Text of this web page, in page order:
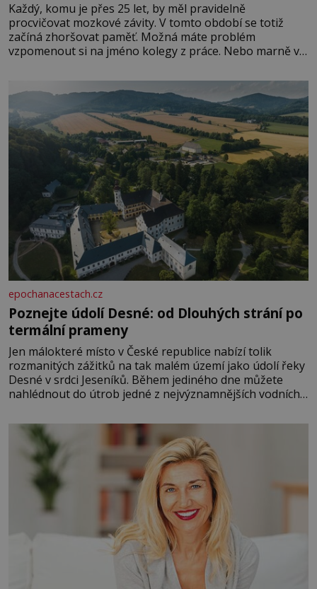
Každý, komu je přes 25 let, by měl pravidelně
procvičovat mozkové závity. V tomto období se totiž
začíná zhoršovat paměť. Možná máte problém
vzpomenout si na jméno kolegy z práce. Nebo marně v
Je to opravdu tak, s věkem jako kdyby se paměť
rozhodla stávkovat. Cvičte
epochanacestach.cz
Poznejte údolí Desné: od Dlouhých strání po
termální prameny
Jen málokteré místo v České republice nabízí tolik
rozmanitých zážitků na tak malém území jako údolí řeky
Desné v srdci Jeseníků. Během jediného dne můžete
nahlédnout do útrob jedné z nejvýznamnějších vodních
se na koloběžce a den zakončit poznáváním památek ve
Velkých Losinách nebo v termálním